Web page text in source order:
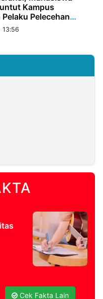
Kampus
Pelecehan
13:56
Cek Fakta Lain